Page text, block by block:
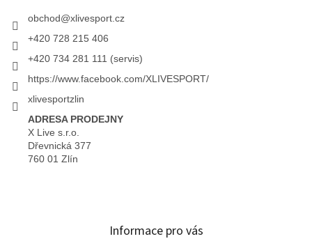
obchod@xlivesport.cz
+420 728 215 406
+420 734 281 111 (servis)
https://www.facebook.com/XLIVESPORT/
xlivesportzlin
ADRESA PRODEJNY
X Live s.r.o.
Dřevnická 377
760 01 Zlín
Informace pro vás